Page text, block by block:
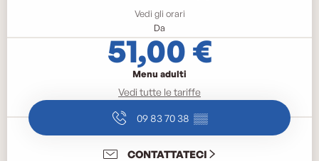
Vedi gli orari
Da
51,00 €
Menu adulti
Vedi tutte le tariffe
09 83 70 38 ▒▒
CONTATTATECI